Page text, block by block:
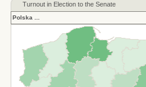
Turnout in Election to the Senate
Polska